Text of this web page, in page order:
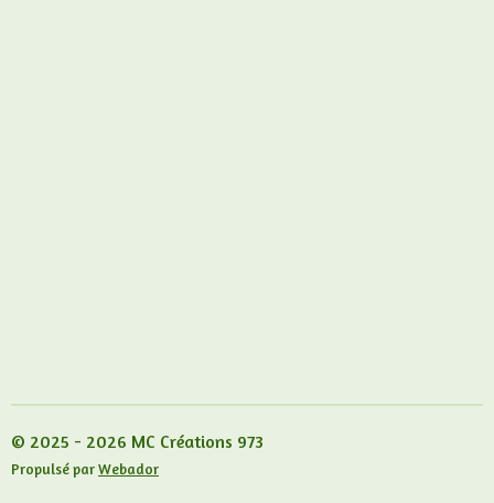
© 2025 - 2026 MC Créations 973
Propulsé parWebador